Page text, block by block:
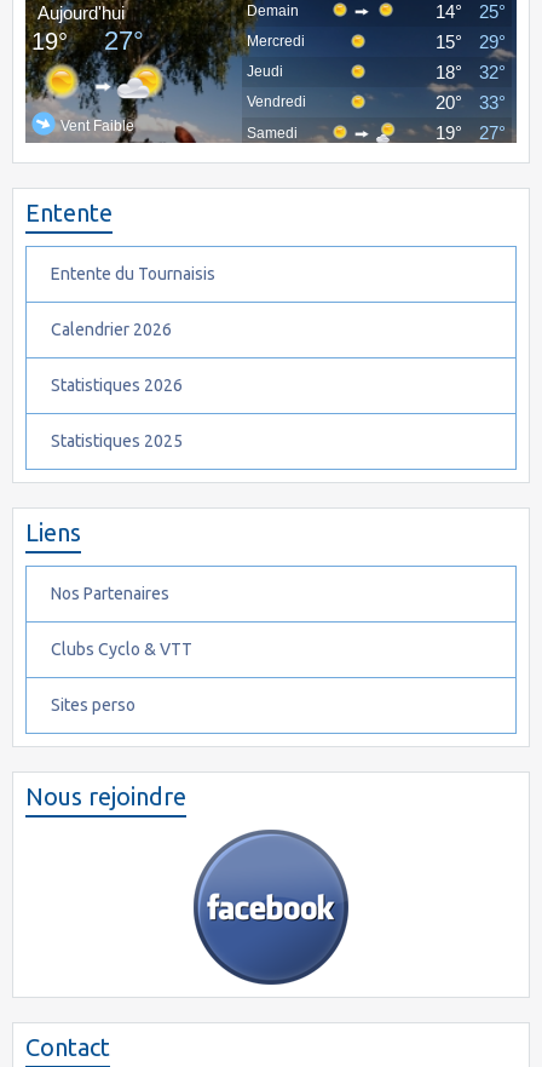
Entente
Entente du Tournaisis
Calendrier 2026
Statistiques 2026
Statistiques 2025
Liens
Nos Partenaires
Clubs Cyclo & VTT
Sites perso
Nous rejoindre
Contact